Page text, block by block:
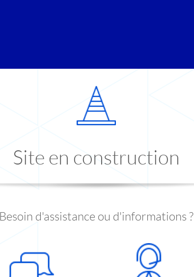
Site en construction
Besoin d'assistance ou d'informations ?